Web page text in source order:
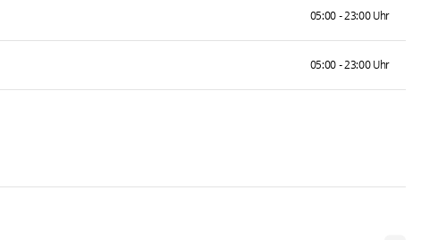
05:00 - 23:00 Uhr
05:00 - 23:00 Uhr